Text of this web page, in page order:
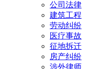
公司法律
建筑工程
劳动纠纷
医疗事故
征地拆迁
房产纠纷
涉外律师